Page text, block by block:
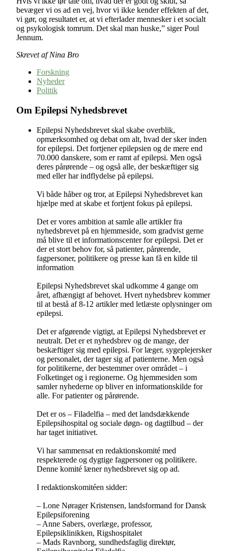
bevæger vi os ad en vej, hvor vi ikke kender effekten af det,
vi gør, og resultatet er, at vi efterlader mennesker i et socialt
og psykologisk tomrum. Det skal man huske,” siger Poul
Jennum.
Skrevet af Nina Bro
Forskning
Nyheder
Politik
Om Epilepsi Nyhedsbrevet
Epilepsi Nyhedsbrevet skal skabe overblik,
opmærksomhed og debat om alt, hvad der sker inden
for epilepsi. Det fortjener epilepsien og de mere end
70.000 danskere, som er ramt af epilepsi. Men også
deres pårørende – og også alle, der beskæftiger sig
med eller har indflydelse på epilepsi.
Vi både håber og tror, at Epilepsi Nyhedsbrevet kan
hjælpe med at skabe et fortjent fokus på epilepsi.
Det er vores ambition at samle alle artikler fra
nyhedsbrevet på en hjemmeside, som gradvist gerne
må blive til et informationscenter for epilepsi. Det er
der et stort behov for, så patienter, pårørende,
fagpersoner, politikere og presse kan få en kilde til
information
Epilepsi Nyhedsbrevet skal udkomme 4 gange om
året, afhængigt af behovet. Hvert nyhedsbrev kommer
til at bestå af 8-12 artikler med letlæste oplysninger om
epilepsi.
Det er afgørende vigtigt, at Epilepsi Nyhedsbrevet er
neutralt. Det er et nyhedsbrev og de mange, der
beskæftiger sig med epilepsi. For læger, sygeplejersker
og personalet, der tager sig af patienterne. Men også
for politikerne, der bestemmer over området – i
Folketinget og i regionerne. Og hjemmesiden som
samler nyhederne op bliver en informationskilde for
alle. For patienter og pårørende.
Det er os – Filadelfia – med det landsdækkende
Epilepsihospital og sociale døgn- og dagtilbud – der
har taget initiativet.
Vi har sammensat en redaktionskomité med
respekterede og dygtige fagpersoner og politikere.
Denne komité læner nyhedsbrevet sig op ad.
I redaktionskomitéen sidder:
– Lone Nørager Kristensen, landsformand for Dansk
Epilepsiforening
– Anne Sabers, overlæge, professor,
Epilepsiklinikken, Rigshospitalet
– Mads Ravnborg, sundhedsfaglig direktør,